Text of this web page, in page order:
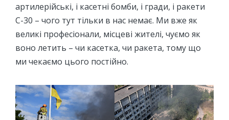
артилерійські, і касетні бомби, і гради, і ракети
С-30 – чого тут тільки в нас немає. Ми вже як
великі професіонали, місцеві жителі, чуємо як
воно летить – чи касетка, чи ракета, тому що
ми чекаємо цього постійно.